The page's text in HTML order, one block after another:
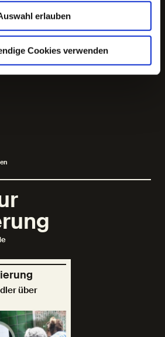
erlauben
Cookies verwenden
Alexandra Deinert, Lukas
über